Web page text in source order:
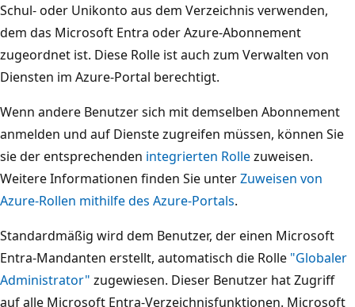
Schul- oder Unikonto aus dem Verzeichnis verwenden,
dem das Microsoft Entra oder Azure-Abonnement
zugeordnet ist. Diese Rolle ist auch zum Verwalten von
Diensten im Azure-Portal berechtigt.
Wenn andere Benutzer sich mit demselben Abonnement
anmelden und auf Dienste zugreifen müssen, können Sie
sie der entsprechenden integrierten Rollezuweisen.
Weitere Informationen finden Sie unterZuweisen von
Azure-Rollen mithilfe des Azure-Portals.
Standardmäßig wird dem Benutzer, der einen Microsoft
Entra-Mandanten erstellt, automatisch die Rolle "Globaler
Administrator" zugewiesen. Dieser Benutzer hat Zugriff
auf alle Microsoft Entra-Verzeichnisfunktionen. Microsoft